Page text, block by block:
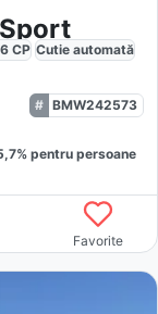
CP Cutie automată
BMW242573
% pentru persoane
Favorite